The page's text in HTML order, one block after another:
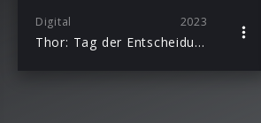
Digital 2023
Thor: Tag der Entscheidung – Dein Marvel Superhelden-Abenteuer als Hörspiel